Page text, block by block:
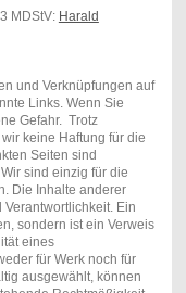
MDStV: Harald
und Verknüpfungen auf
Links. Wenn Sie
Gefahr. Trotz
keine Haftung für die
Seiten sind
sind einzig für die
Die Inhalte anderer
Ein
sondern ist ein Verweis
eines
für Werk noch für
ausgewählt, können